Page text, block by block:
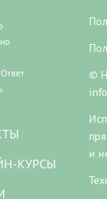
КУРСЫ
©
и